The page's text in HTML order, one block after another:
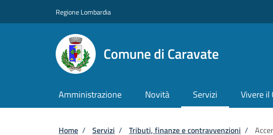
Regione Lombardia
Comune di Caravate
Amministrazione Novità Servizi Vivere il
Home / Servizi / Tributi, finanze e contravvenzioni /